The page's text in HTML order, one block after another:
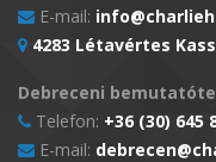
E-mail:
4283 Létavértes
Debreceni
Telefon: +36 (30) 645
E-mail: